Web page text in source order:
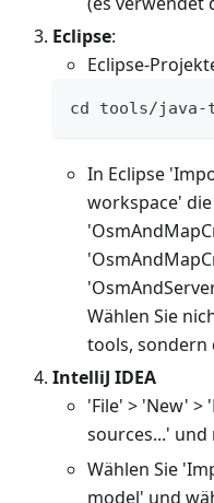
Eclipse:
Eclipse-
cd tools/java-
In Eclipse
workspace'
Wählen Sie
tools, sondern
IntelliJ IDEA
'File' > 'New' >
sources...' und
Wählen Sie
model' und